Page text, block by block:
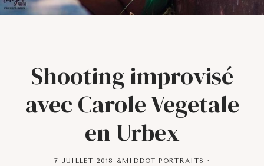
Shooting improvisé
avec Carole Vegetale
en Urbex
7 JUILLET 2018 &MIDDOT PORTRAITS ·